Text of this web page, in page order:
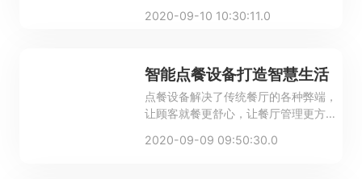
放智能点餐设备呢？这是因为智能点餐
2020-09-10 10:30:11.0
智能点餐设备打造智慧生活
点餐设备解决了传统餐厅的各种弊端，
让顾客就餐更舒心，让餐厅管理更方
2020-09-09 09:50:30.0